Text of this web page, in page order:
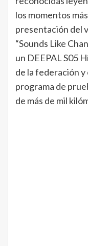
los momentos
presentación del
“Sounds Like
un DEEPAL S05
de la federación
programa de
de más de mil